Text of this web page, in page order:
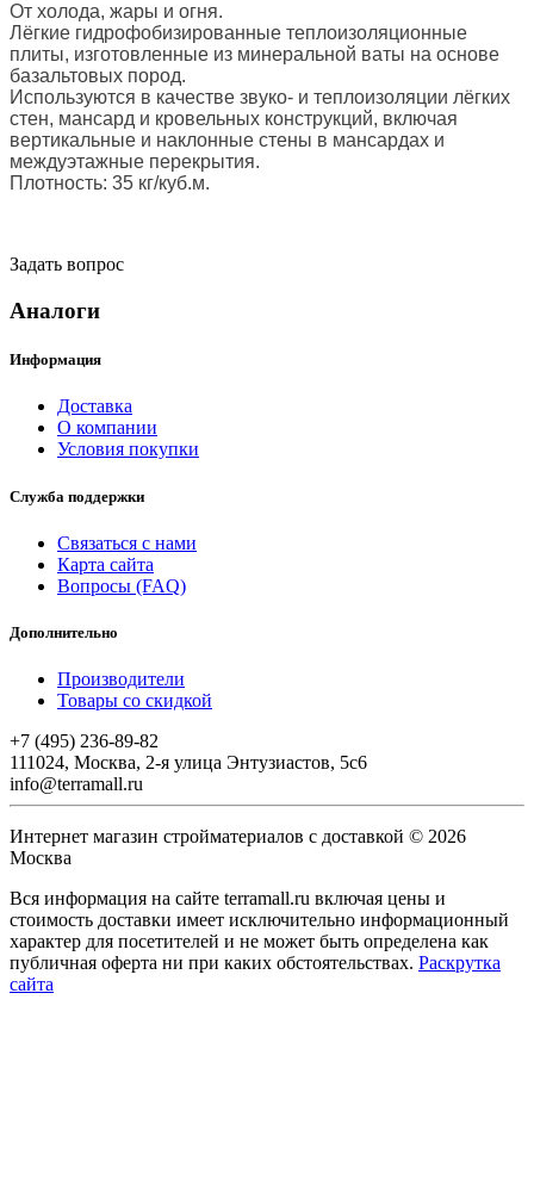
От холода, жары и огня.
Лёгкие гидрофобизированные теплоизоляционные
плиты, изготовленные из минеральной ваты на основе
базальтовых пород.
Используются в качестве звуко- и теплоизоляции лёгких
стен, мансард и кровельных конструкций, включая
вертикальные и наклонные стены в мансардах и
междуэтажные перекрытия.
Плотность: 35 кг/куб.м.
Задать вопрос
Аналоги
Информация
Доставка
О компании
Условия покупки
Служба поддержки
Связаться с нами
Карта сайта
Вопросы (FAQ)
Дополнительно
Производители
Товары со скидкой
+7 (495) 236-89-82
111024, Москва, 2-я улица Энтузиастов, 5с6
info@terramall.ru
Интернет магазин стройматериалов с доставкой © 2026
Москва
Вся информация на сайте terramall.ru включая цены и
стоимость доставки имеет исключительно информационный
характер для посетителей и не может быть определена как
публичная оферта ни при каких обстоятельствах. Раскрутка
сайта